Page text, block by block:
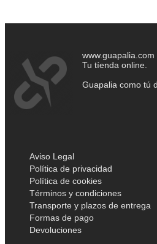
www.guapalia.com
Tu tíenda online.
Guapalia como tú
Aviso Legal
Política de privacidad
Política de cookies
Términos y condiciones
Transporte y plazos de entrega
Formas de pago
Devoluciones